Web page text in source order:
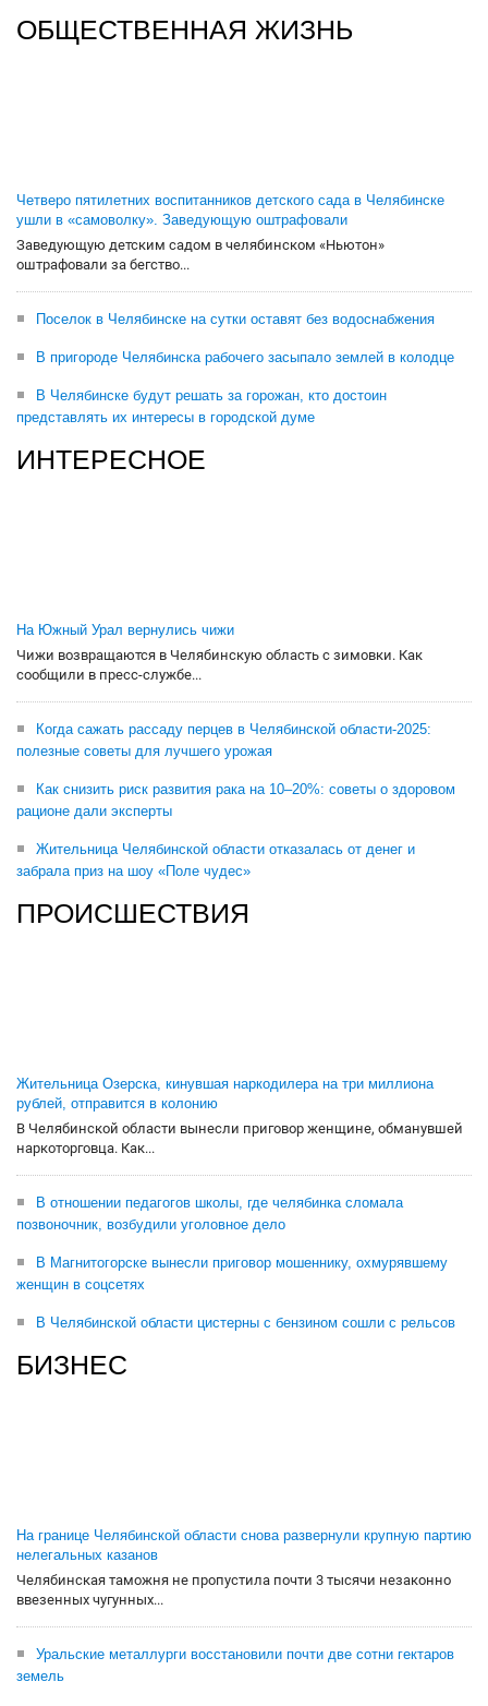
ОБЩЕСТВЕННАЯ ЖИЗНЬ
Четверо пятилетних воспитанников детского сада в Челябинске
ушли в «самоволку». Заведующую оштрафовали
Заведующую детским садом в челябинском «Ньютон»
оштрафовали за бегство...
Поселок в Челябинске на сутки оставят без водоснабжения
В пригороде Челябинска рабочего засыпало землей в колодце
В Челябинске будут решать за горожан, кто достоин
представлять их интересы в городской думе
ИНТЕРЕСНОЕ
На Южный Урал вернулись чижи
Чижи возвращаются в Челябинскую область с зимовки. Как
сообщили в пресс-службе...
Когда сажать рассаду перцев в Челябинской области-2025:
полезные советы для лучшего урожая
Как снизить риск развития рака на 10–20%: советы о здоровом
рационе дали эксперты
Жительница Челябинской области отказалась от денег и
забрала приз на шоу «Поле чудес»
ПРОИСШЕСТВИЯ
Жительница Озерска, кинувшая наркодилера на три миллиона
рублей, отправится в колонию
В Челябинской области вынесли приговор женщине, обманувшей
наркоторговца. Как...
В отношении педагогов школы, где челябинка сломала
позвоночник, возбудили уголовное дело
В Магнитогорске вынесли приговор мошеннику, охмурявшему
женщин в соцсетях
В Челябинской области цистерны с бензином сошли с рельсов
БИЗНЕС
На границе Челябинской области снова развернули крупную партию
нелегальных казанов
Челябинская таможня не пропустила почти 3 тысячи незаконно
ввезенных чугунных...
Уральские металлурги восстановили почти две сотни гектаров
земель